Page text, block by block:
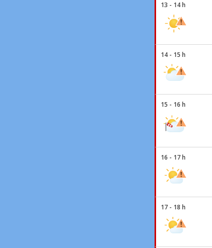
13 - 14 h
14 - 15 h
15 - 16 h
16 - 17 h
17 - 18 h